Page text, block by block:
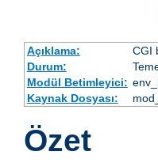
Açıklama:
CGI
Durum:
Modül Betimleyici:
Kaynak Dosyası:
Özet